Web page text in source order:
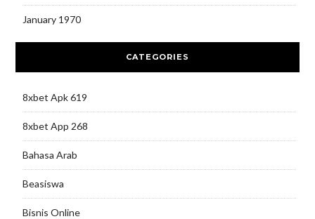
January 1970
CATEGORIES
8xbet Apk 619
8xbet App 268
Bahasa Arab
Beasiswa
Bisnis Online